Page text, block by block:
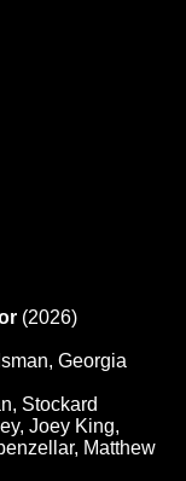
(2026)
Georgia
Stockard
Joey King,
Matthew